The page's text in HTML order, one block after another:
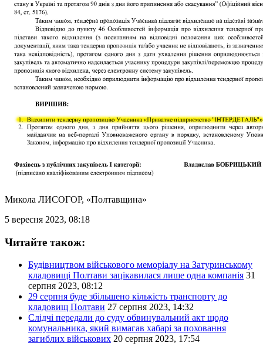
Микола ЛИСОГОР, «Полтавщина»
5 вересня 2023, 08:18
Читайте також:
Будівництвом військового меморіалу на Затуринському
кладовищі Полтави зацікавилася лише одна компанія 31
серпня 2023, 08:12
29 серпня буде збільшено кількість транспорту до
кладовищ Полтави 27 серпня 2023, 14:32
Слідчі передали до суду обвинувальний акт щодо
комунальника, який вимагав хабарі за поховання
загиблих військових 20 серпня 2023, 17:54